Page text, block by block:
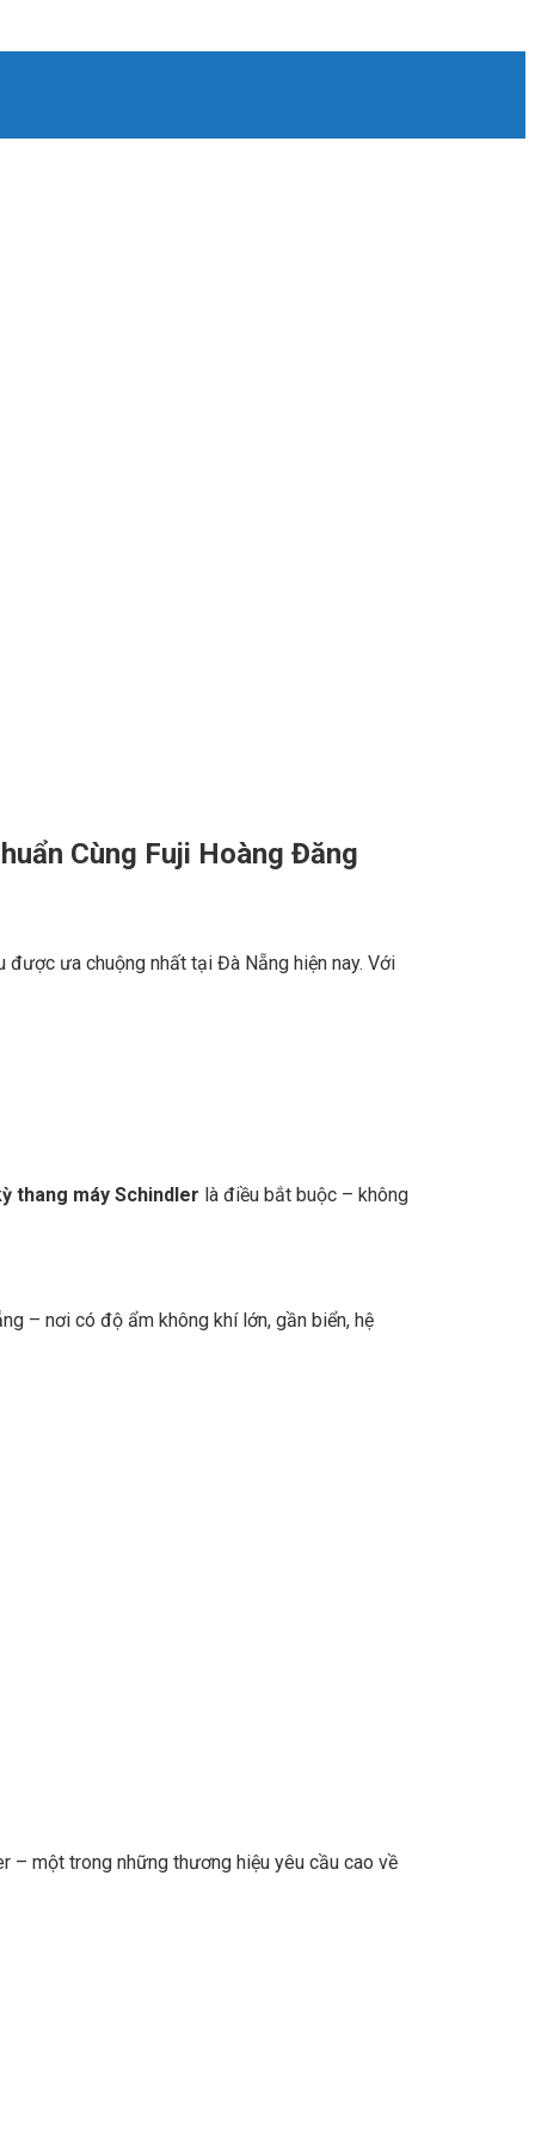
Cùng Fuji Hoàng Đăng
ưa chuộng nhất tại Đà Nẵng hiện nay. Với
thang máy Schindler là điều bắt buộc – không
– nơi có độ ẩm không khí lớn, gần biển, hệ
– một trong những thương hiệu yêu cầu cao về